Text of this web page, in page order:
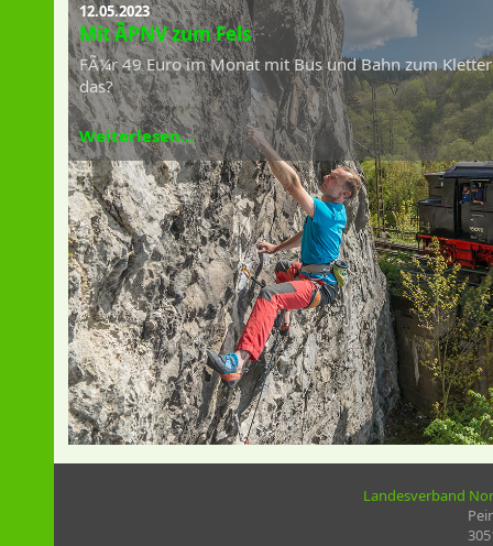
12.05.2023
Mit ÃPNV zum Fels
FÃ¼r 49 Euro im Monat mit Bus und Bahn zum
das?
Weiterlesen...
Landesverband